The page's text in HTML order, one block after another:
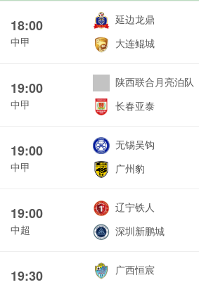
18:00
中甲
延边龙鼎
大连鲲城
19:00
中甲
陕西联合月亮泊队
长春亚泰
19:00
中甲
无锡吴钩
广州豹
19:00
中超
辽宁铁人
深圳新鹏城
19:30
广西恒宸